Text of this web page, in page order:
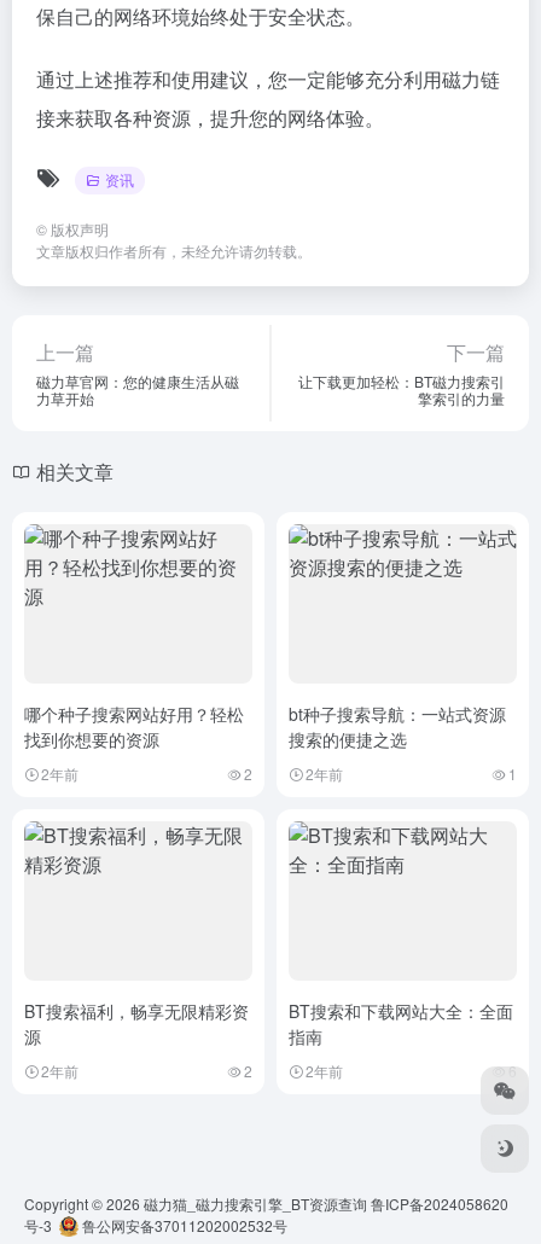
保自己的网络环境始终处于安全状态。
通过上述推荐和使用建议，您一定能够充分利用磁力链
接来获取各种资源，提升您的网络体验。
资讯
© 版权声明
文章版权归作者所有，未经允许请勿转载。
上一篇
磁力草官网：您的健康生活从磁
力草开始
下一篇
让下载更加轻松：BT磁力搜索引
擎索引的力量
相关文章
哪个种子搜索网站好用？轻松
找到你想要的资源
2年前 2
bt种子搜索导航：一站式资源
搜索的便捷之选
2年前 1
BT搜索福利，畅享无限精彩资
源
2年前 2
BT搜索和下载网站大全：全面
指南
2年前 6
Copyright © 2026 磁力猫_磁力搜索引擎_BT资源查询 鲁ICP备2024058620
号-3
鲁公网安备37011202002532号